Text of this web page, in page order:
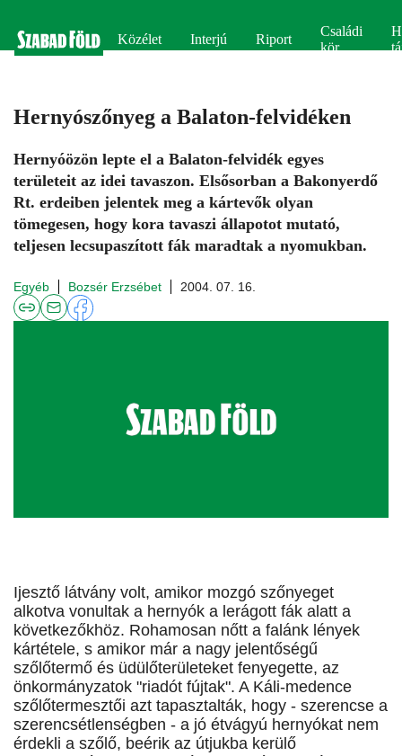
Közélet Interjú Riport
Családi
kör
Hernyószőnyeg a Balaton-felvidéken
Hernyóözön lepte el a Balaton-felvidék egyes
területeit az idei tavaszon. Elsősorban a Bakonyerdő
Rt. erdeiben jelentek meg a kártevők olyan
tömegesen, hogy kora tavaszi állapotot mutató,
teljesen lecsupaszított fák maradtak a nyomukban.
Egyéb Bozsér Erzsébet 2004. 07. 16.
Ijesztő látvány volt, amikor mozgó szőnyeget
alkotva vonultak a hernyók a lerágott fák alatt a
következőkhöz. Rohamosan nőtt a falánk lények
kártétele, s amikor már a nagy jelentőségű
szőlőtermő és üdülőterületeket fenyegette, az
önkormányzatok "riadót fújtak". A Káli-medence
szőlőtermesztői azt tapasztalták, hogy - szerencse a
szerencsétlenségben - a jó étvágyú hernyókat nem
érdekli a szőlő, beérik az útjukba kerülő